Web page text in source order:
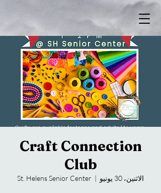
Craft Connection
Club
الاثنين، 30 يونيو
  |
St. Helens Senior Center